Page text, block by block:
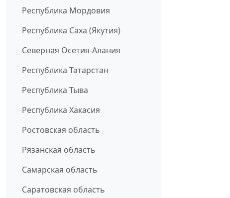
Республика Мордовия
Республика Саха (Якутия)
Северная Осетия-Алания
Республика Татарстан
Республика Тыва
Республика Хакасия
Ростовская область
Рязанская область
Самарская область
Саратовская область